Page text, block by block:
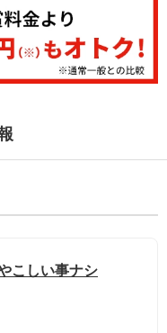
こしい事ナシ